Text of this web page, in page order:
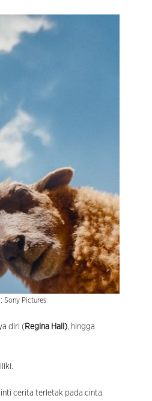
Sony Pictures
diri (Regina Hall), hingga
cerita terletak pada cinta